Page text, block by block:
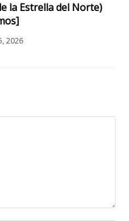
la Estrella del Norte)
2026